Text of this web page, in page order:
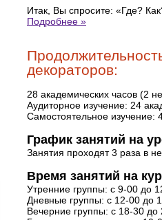
Итак, Вы спросите: «Где?
Подробнее »
декораторов:
28 академических часов (2
Аудиторное изучение: 24
Самостоятельное изучение:
График занятий на
Занятия проходят 3 раза в
Время занятий на
Утренние группы: с 9-00 до
Дневные группы: с 12-00 до
Вечерние группы: с 18-30 до